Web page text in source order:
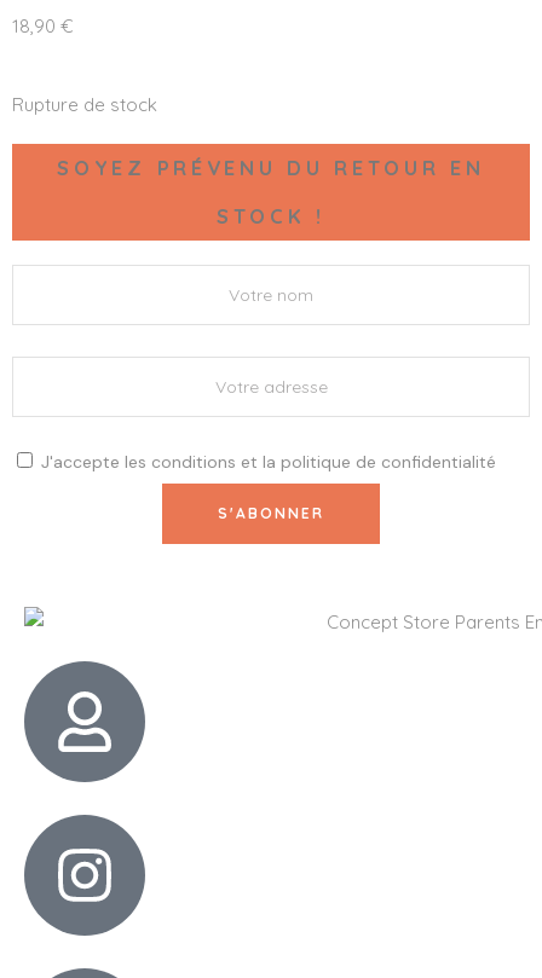
18,90 €
Rupture de stock
SOYEZ PRÉVENU DU RETOUR EN
STOCK !
J'accepte les conditions et la politique de confidentialité